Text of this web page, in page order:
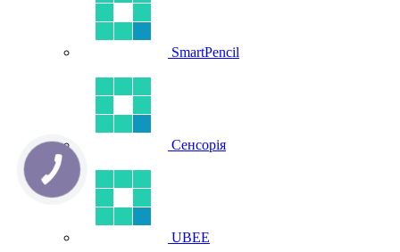
SmartPencil
Сенсорія
UBEE